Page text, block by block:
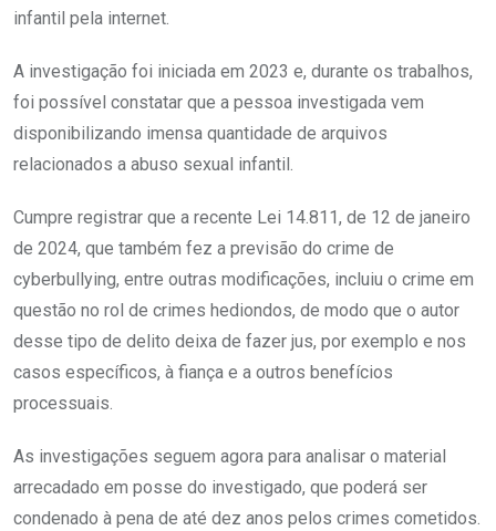
infantil pela internet.
A investigação foi iniciada em 2023 e, durante os trabalhos,
foi possível constatar que a pessoa investigada vem
disponibilizando imensa quantidade de arquivos
relacionados a abuso sexual infantil.
Cumpre registrar que a recente Lei 14.811, de 12 de janeiro
de 2024, que também fez a previsão do crime de
cyberbullying, entre outras modificações, incluiu o crime em
questão no rol de crimes hediondos, de modo que o autor
desse tipo de delito deixa de fazer jus, por exemplo e nos
casos específicos, à fiança e a outros benefícios
processuais.
As investigações seguem agora para analisar o material
arrecadado em posse do investigado, que poderá ser
condenado à pena de até dez anos pelos crimes cometidos.